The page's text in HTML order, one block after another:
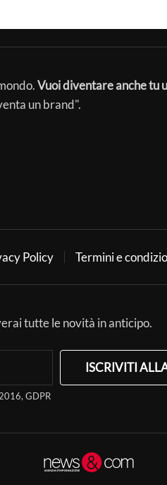
Vuoi diventare anche tu
un brand".
Policy Termini e
tutte le novità in anticipo.
ISCRIVITI
GDPR